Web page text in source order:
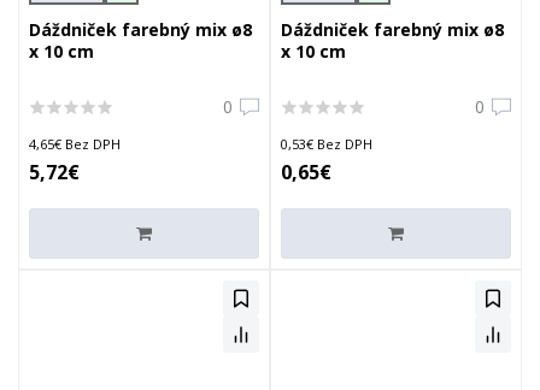
Dáždniček farebný mix ø8
x 10 cm
0
4,65€ Bez DPH
5,72€
Dáždniček farebný mix ø8
x 10 cm
0
0,53€ Bez DPH
0,65€